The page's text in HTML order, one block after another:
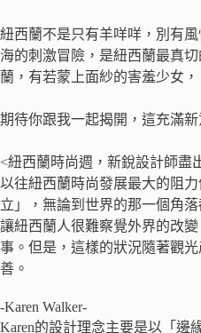
紐西蘭不是只有羊咩咩，別有
海的刺激冒險，是紐西蘭最真
蘭，有若蒙上面紗的害羞少女，
期待你跟我一起揭開，這充滿新
<紐西蘭時尚週，新銳設計師盡
以往紐西蘭時尚發展最大的阻
立」，無論到世界的那一個角
讓紐西蘭人很難察覺外界的改
事。但是，這樣的狀況隨著觀
善。
-Karen Walker-
Karen的設計理念主要是以「邊